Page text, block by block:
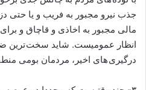
جذب نیرو مجبور به فریب و یا حتی
مالی مجبور به اخاذی و قاچاق و
انظار عمومیست. شاید سخت ترین
درگیری های اخیر، مردمان بومی